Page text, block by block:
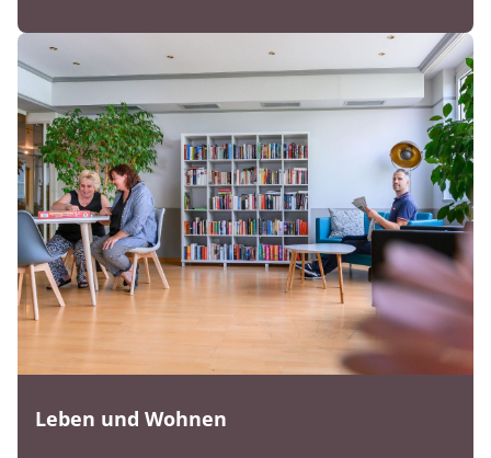
Leben und Wohnen